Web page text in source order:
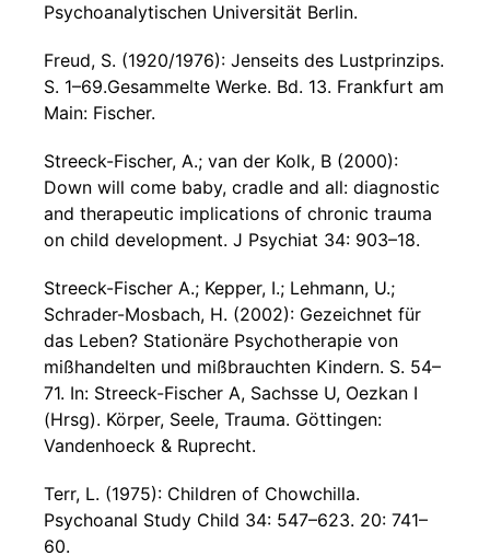
Psychoanalytischen Universität Berlin.
Freud, S. (1920/1976): Jenseits des Lustprinzips.
S. 1–69.Gesammelte Werke. Bd. 13. Frankfurt am
Main: Fischer.
Streeck-Fischer, A.; van der Kolk, B (2000):
Down will come baby, cradle and all: diagnostic
and therapeutic implications of chronic trauma
on child development. J Psychiat 34: 903–18.
Streeck-Fischer A.; Kepper, I.; Lehmann, U.;
Schrader-Mosbach, H. (2002): Gezeichnet für
das Leben? Stationäre Psychotherapie von
mißhandelten und mißbrauchten Kindern. S. 54–
71. In: Streeck-Fischer A, Sachsse U, Oezkan I
(Hrsg). Körper, Seele, Trauma. Göttingen:
Vandenhoeck & Ruprecht.
Terr, L. (1975): Children of Chowchilla.
Psychoanal Study Child 34: 547–623. 20: 741–
60.